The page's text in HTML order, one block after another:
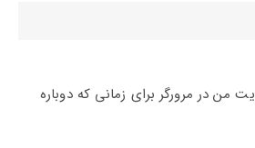
من در مرورگر برای زمانی که دوباره